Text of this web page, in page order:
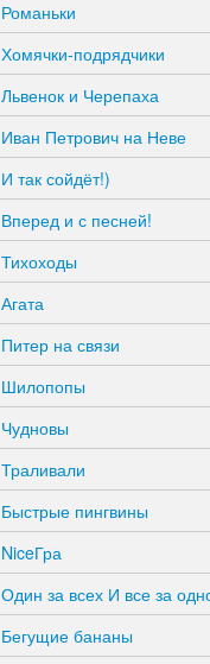
Романьки
Хомячки-подрядчики
Львенок и Черепаха
Иван Петрович на Неве
И так сойдёт!)
Вперед и с песней!
Тихоходы
Агата
Питер на связи
Шилопопы
Чудновы
Траливали
Быстрые пингвины
NiceГра
Один за всех И все за
Бегущие бананы